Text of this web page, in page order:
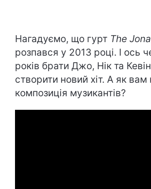
Нагадуємо, що гурт The
розпався у 2013 році. І ось
років брати Джо, Нік та
створити новий хіт. А як вам
композиція музикантів?